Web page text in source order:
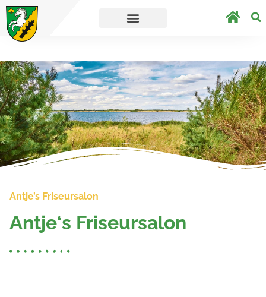
direkt zur Umfrage.
Antje’s Friseursalon
Antje‘s Friseursalon